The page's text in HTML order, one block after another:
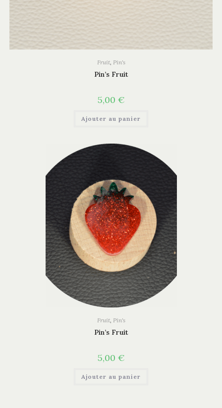
Fruit, Pin's
Pin’s Fruit
5,00 €
Ajouter au panier
Fruit, Pin's
Pin’s Fruit
5,00 €
Ajouter au panier